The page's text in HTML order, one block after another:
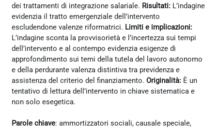
dei trattamenti di integrazione salariale. Risultati: L’indagine
evidenzia il tratto emergenziale dell’intervento
escludendone valenze riformatrici. Limiti e implicazioni:
L’indagine sconta la provvisorietà e l’incertezza sui tempi
dell’intervento e al contempo evidenzia esigenze di
approfondimento sui temi della tutela del lavoro autonomo
e della perdurante valenza distintiva tra previdenza e
assistenza del criterio del finanziamento. Originalità: È un
tentativo di lettura dell’intervento in chiave sistematica e
non solo esegetica.
Parole chiave: ammortizzatori sociali, causale speciale,